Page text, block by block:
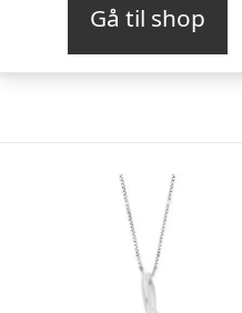
Gå til shop